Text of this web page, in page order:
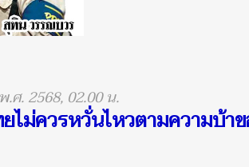
ศ. 2568, 02.00 น.
ไม่ควรหวั่นไหวตามความบ้า